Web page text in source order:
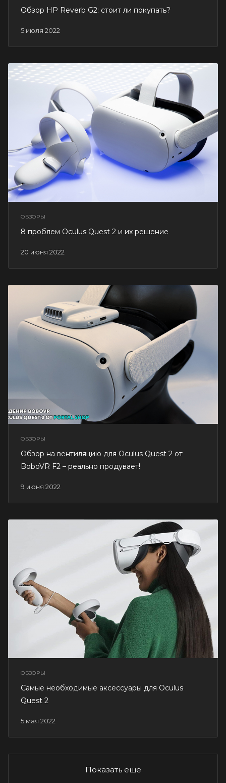
5 июля 2022
Обзор HP Reverb G2: стоит ли покупать?
ОБЗОРЫ
20 июня 2022
8 проблем Oculus Quest 2 и их решение
ОБЗОРЫ
9 июня 2022
Обзор на вентиляцию для Oculus Quest 2 от
BoboVR F2 – реально продувает!
ОБЗОРЫ
5 мая 2022
Самые необходимые аксессуары для Oculus
Quest 2
Показать еще